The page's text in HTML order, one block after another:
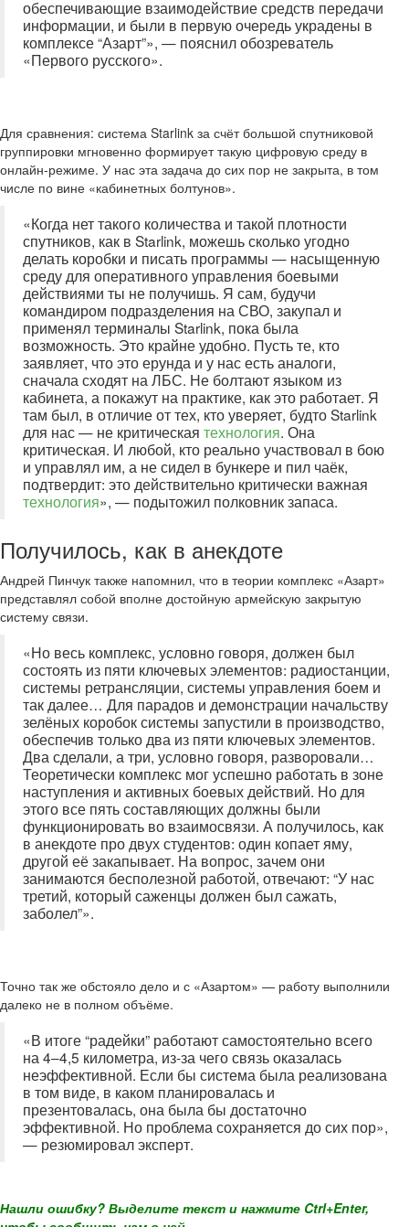
обеспечивающие взаимодействие средств передачи
информации, и были в первую очередь украдены в
комплексе “Азарт”», — пояснил обозреватель
«Первого русского».
Для сравнения: система Starlink за счёт большой спутниковой
группировки мгновенно формирует такую цифровую среду в
онлайн-режиме. У нас эта задача до сих пор не закрыта, в том
числе по вине «кабинетных болтунов».
«Когда нет такого количества и такой плотности
спутников, как в Starlink, можешь сколько угодно
делать коробки и писать программы — насыщенную
среду для оперативного управления боевыми
действиями ты не получишь. Я сам, будучи
командиром подразделения на СВО, закупал и
применял терминалы Starlink, пока была
возможность. Это крайне удобно. Пусть те, кто
заявляет, что это ерунда и у нас есть аналоги,
сначала сходят на ЛБС. Не болтают языком из
кабинета, а покажут на практике, как это работает. Я
там был, в отличие от тех, кто уверяет, будто Starlink
для нас — не критическая технология. Она
критическая. И любой, кто реально участвовал в бою
и управлял им, а не сидел в бункере и пил чаёк,
подтвердит: это действительно критически важная
технология», — подытожил полковник запаса.
Получилось, как в анекдоте
Андрей Пинчук также напомнил, что в теории комплекс «Азарт»
представлял собой вполне достойную армейскую закрытую
систему связи.
«Но весь комплекс, условно говоря, должен был
состоять из пяти ключевых элементов: радиостанции,
системы ретрансляции, системы управления боем и
так далее… Для парадов и демонстрации начальству
зелёных коробок системы запустили в производство,
обеспечив только два из пяти ключевых элементов.
Два сделали, а три, условно говоря, разворовали…
Теоретически комплекс мог успешно работать в зоне
наступления и активных боевых действий. Но для
этого все пять составляющих должны были
функционировать во взаимосвязи. А получилось, как
в анекдоте про двух студентов: один копает яму,
другой её закапывает. На вопрос, зачем они
занимаются бесполезной работой, отвечают: “У нас
третий, который саженцы должен был сажать,
заболел”».
Точно так же обстояло дело и с «Азартом» — работу выполнили
далеко не в полном объёме.
«В итоге “радейки” работают самостоятельно всего
на 4–4,5 километра, из-за чего связь оказалась
неэффективной. Если бы система была реализована
в том виде, в каком планировалась и
презентовалась, она была бы достаточно
эффективной. Но проблема сохраняется до сих пор»,
— резюмировал эксперт.
Нашли ошибку? Выделите текст и нажмите Ctrl+Enter,